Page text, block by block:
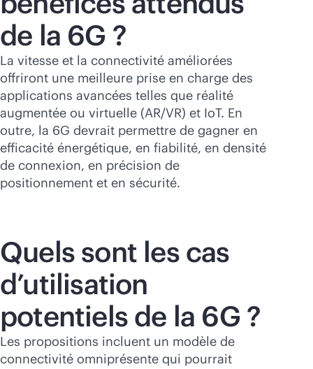
de la 6G ?
La vitesse et la connectivité améliorées
offriront une meilleure prise en charge des
applications avancées telles que réalité
augmentée ou virtuelle (AR/VR) et IoT. En
outre, la 6G devrait permettre de gagner en
efficacité énergétique, en fiabilité, en densité
de connexion, en précision de
positionnement et en sécurité.
Quels sont les cas
d’utilisation
potentiels de la 6G ?
Les propositions incluent un modèle de
connectivité omniprésente qui pourrait